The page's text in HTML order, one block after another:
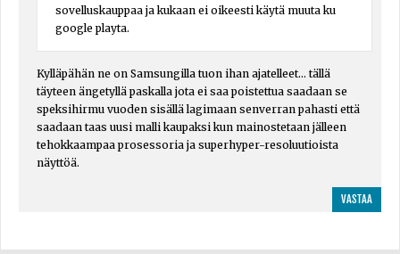
sovelluskauppaa ja kukaan ei oikeesti käytä muuta ku
google playta.
Kylläpähän ne on Samsungilla tuon ihan ajatelleet... tällä
täyteen ängetyllä paskalla jota ei saa poistettua saadaan se
speksihirmu vuoden sisällä lagimaan senverran pahasti että
saadaan taas uusi malli kaupaksi kun mainostetaan jälleen
tehokkaampaa prosessoria ja superhyper-resoluutioista
näyttöä.
VASTAA